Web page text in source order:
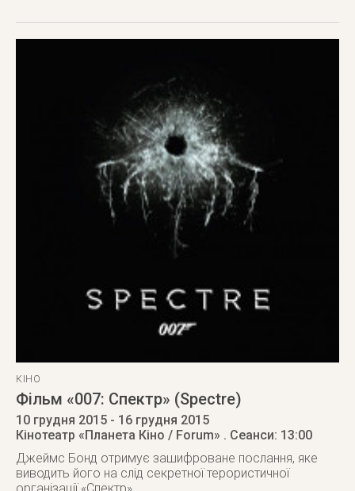
КІНО
Фільм «007: Спектр» (Spectre)
10 грудня 2015 - 16 грудня 2015
Кінотеатр «Планета Кіно / Forum» . Сеанси: 13:00
Джеймс Бонд отримує зашифроване послання, яке
виводить його на слід секретної терористичної